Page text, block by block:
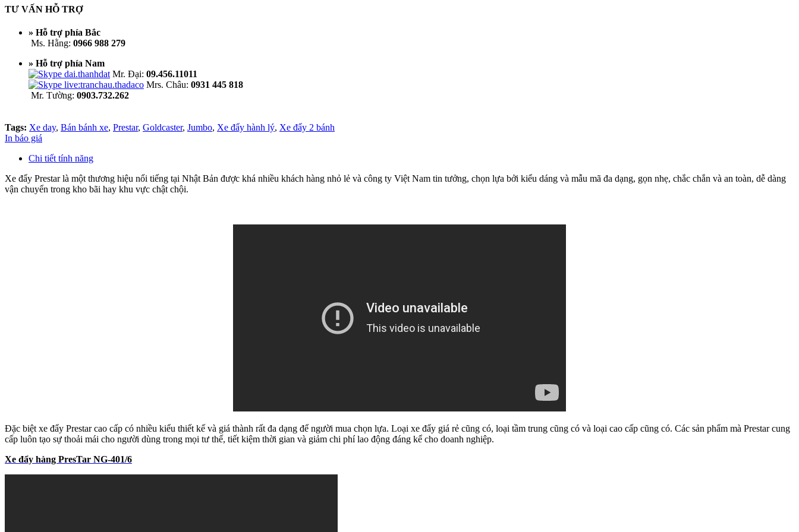
TƯ VẤN HỖ TRỢ
» Hỗ trợ phía Bắc
Ms. Hằng: 0966 988 279
» Hỗ trợ phía Nam
Mr. Đại: 09.456.11011
Mrs. Châu: 0931 445 818
Mr. Tường: 0903.732.262
Tags: Xe day, Bán bánh xe, Prestar, Goldcaster, Jumbo, Xe đẩy hành lý, Xe đẩy 2 bánh
In báo giá
Chi tiết tính năng
Xe đẩy Prestar là một thương hiệu nổi tiếng tại Nhật Bản được khá nhiều khách hàng nhỏ lẻ và công ty Việt Nam tin tưởng, chọn lựa bởi kiểu dáng và mẫu mã đa dạng, gọn nhẹ, chắc chắn và an toàn, dễ dàng
vận chuyển trong kho bãi hay khu vực chật chội.
Đặc biệt xe đẩy Prestar cao cấp có nhiều kiểu thiết kế và giá thành rất đa dạng để người mua chọn lựa. Loại xe đẩy giá rẻ cũng có, loại tầm trung cũng có và loại cao cấp cũng có. Các sản phẩm mà Prestar cung
cấp luôn tạo sự thoải mái cho người dùng trong mọi tư thế, tiết kiệm thời gian và giảm chi phí lao động đáng kể cho doanh nghiệp.
Xe đẩy hàng PresTar NG-401/6